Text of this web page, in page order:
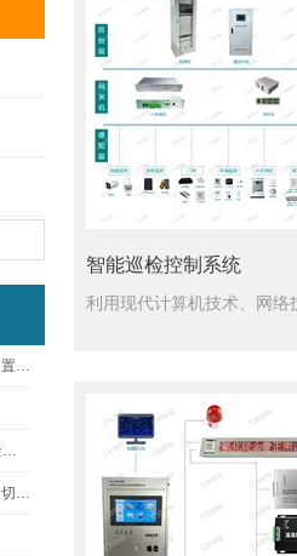
掌握安全之钥：细数铁芯接地监测装置的重要组成部分！
SF6 气体泄漏监测：变电站环境安全的常态化保障
气体传感器的环境监测成为环保的迫切需求
智能巡检控制系统